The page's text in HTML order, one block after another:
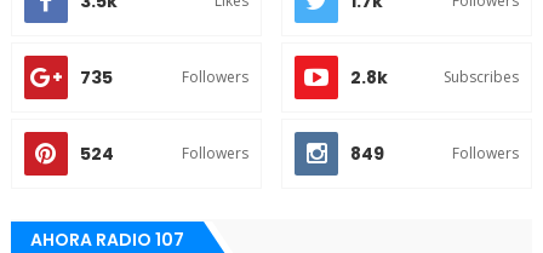
735 Followers 2.8k Subscribes
524 Followers 849 Followers
AHORA RADIO 107